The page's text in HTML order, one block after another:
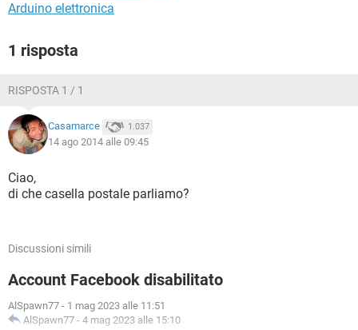
Arduino elettronica
1 risposta
RISPOSTA 1 / 1
Casamarce 1.037
14 ago 2014 alle 09:45
Ciao,
di che casella postale parliamo?
Discussioni simili
Account Facebook disabilitato
AlSpawn77 - 1 mag 2023 alle 11:51
AlSpawn77 - 4 mag 2023 alle 15:10